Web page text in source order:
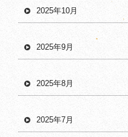
2025年10月
2025年9月
2025年8月
2025年7月